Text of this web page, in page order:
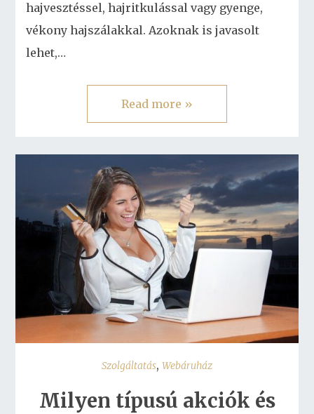
hajvesztéssel, hajritkulással vagy gyenge,
vékony hajszálakkal. Azoknak is javasolt
lehet,…
Read more »
Szolgáltatás, Webáruház
Milyen típusú akciók és